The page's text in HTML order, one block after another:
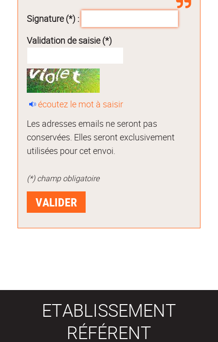
Signature (*) :
Validation de saisie (*)
écoutez le mot à saisir
Les adresses emails ne seront pas
conservées. Elles seront exclusivement
utilisées pour cet envoi.
(*) champ obligatoire
ETABLISSEMENT
RÉFÉRENT